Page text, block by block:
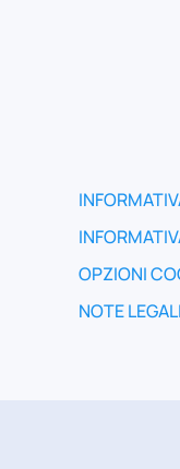
OPZIONI
NOTE